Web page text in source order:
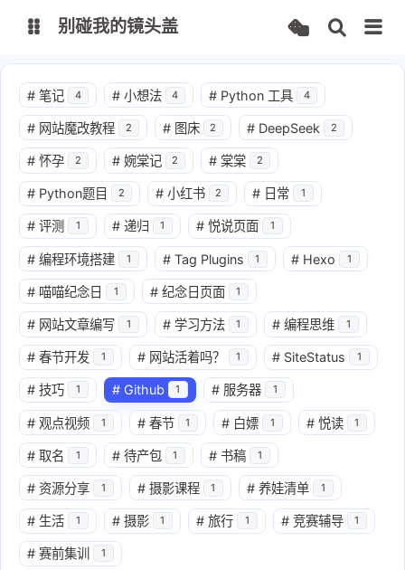
文档
FPManager CodeMark
IPMapper TurtleBrowser
思否 CSDN
知乎 掘金
别碰我的镜头盖
# 笔记 4 # 小想法 4 # Python 工具 4
# 网站魔改教程 2 # 图床 2 # DeepSeek 2
# 怀孕 2 # 婉棠记 2 # 棠棠 2
# Python题目 2 # 小红书 2 # 日常 1
# 评测 1 # 递归 1 # 悦说页面 1
# 编程环境搭建 1 # Tag Plugins 1 # Hexo 1
# 喵喵纪念日 1 # 纪念日页面 1
# 网站文章编写 1 # 学习方法 1 # 编程思维 1
# 春节开发 1 # 网站活着吗？ 1 # SiteStatus 1
# 技巧 1 # Github 1 # 服务器 1
# 观点视频 1 # 春节 1 # 白嫖 1 # 悦读 1
# 取名 1 # 待产包 1 # 书稿 1
# 资源分享 1 # 摄影课程 1 # 养娃清单 1
# 生活 1 # 摄影 1 # 旅行 1 # 竞赛辅导 1
# 赛前集训 1